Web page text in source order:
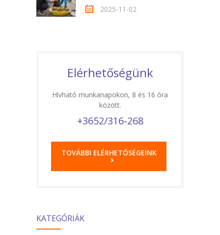
2025-11-02
Elérhetőségünk
Hívható munkanapokon, 8 és 16 óra
között.
+3652/316-268
TOVÁBBI ELÉRHETŐSÉGEINK
KATEGÓRIÁK